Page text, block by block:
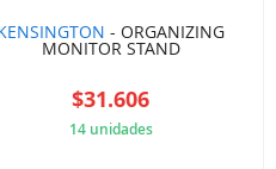
- ORGANIZING
MONITOR STAND
$31.606
14 unidades